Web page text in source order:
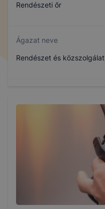
Rendészeti őr
Ágazat neve
Rendészet és közszolgálat
Választható szakmairányok: